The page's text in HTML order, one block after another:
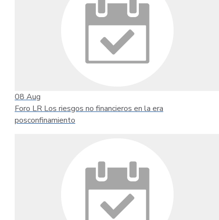
08 Aug
Foro LR Los riesgos no financieros en la era
posconfinamiento